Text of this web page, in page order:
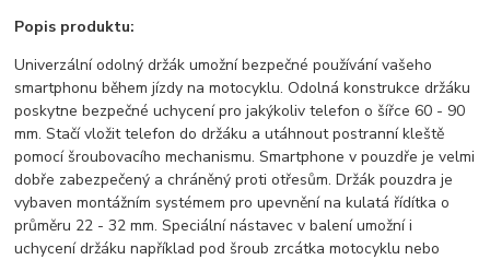
Popis produktu:
Univerzální odolný držák umožní bezpečné používání vašeho
smartphonu během jízdy na motocyklu. Odolná konstrukce držáku
poskytne bezpečné uchycení pro jakýkoliv telefon o šířce 60 - 90
mm. Stačí vložit telefon do držáku a utáhnout postranní kleště
pomocí šroubovacího mechanismu. Smartphone v pouzdře je velmi
dobře zabezpečený a chráněný proti otřesům. Držák pouzdra je
vybaven montážním systémem pro upevnění na kulatá řídítka o
průměru 22 - 32 mm. Speciální nástavec v balení umožní i
uchycení držáku například pod šroub zrcátka motocyklu nebo